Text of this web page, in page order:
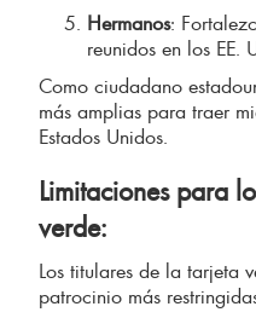
Hermanos:
reunidos en los EE.
Como ciudadano
más amplias para traer
Estados Unidos.
Limitaciones para
verde:
Los titulares de la tarjeta
patrocinio más